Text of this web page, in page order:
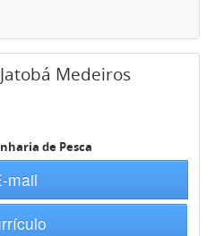
Medeiros
de Pesca
mail